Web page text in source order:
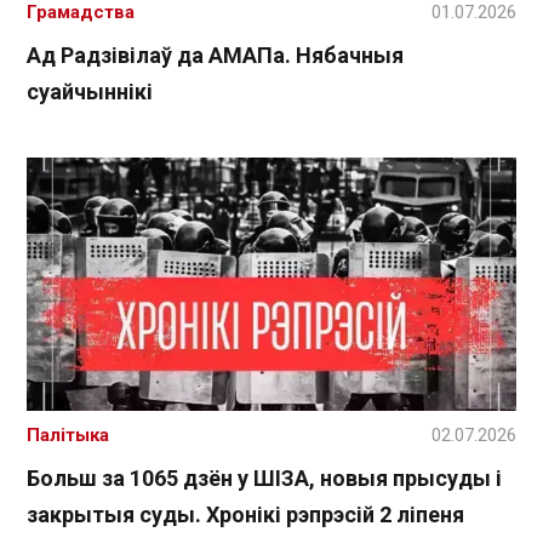
Ад Радзівілаў да АМАПа. Нябачныя
суайчыннікі
Грамадства 01.07.2026
Больш за 1065 дзён у ШІЗА, новыя прысуды і
закрытыя суды. Хронікі рэпрэсій 2 ліпеня
Палітыка 02.07.2026